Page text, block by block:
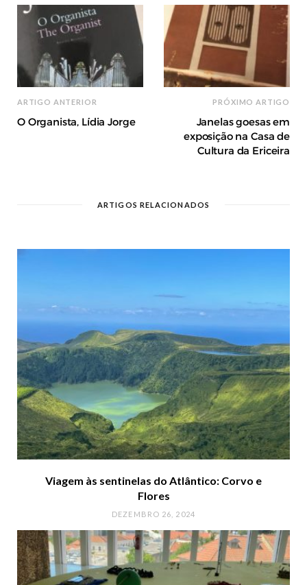
ARTIGO ANTERIOR
O Organista, Lídia Jorge
PRÓXIMO ARTIGO
Janelas goesas em
exposição na Casa de
Cultura da Ericeira
ARTIGOS RELACIONADOS
Viagem às sentinelas do Atlântico: Corvo e
Flores
DEZEMBRO 26, 2024